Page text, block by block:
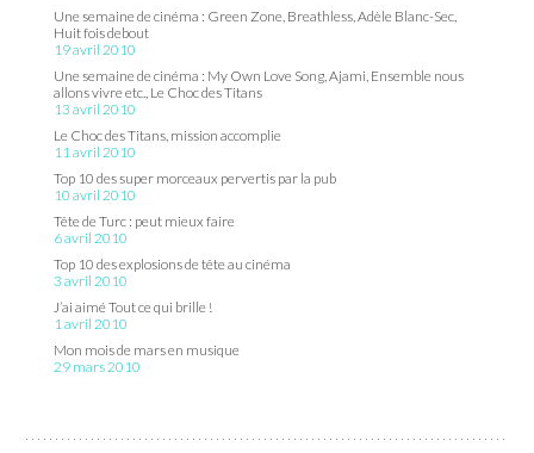
Une semaine de cinéma : Green Zone, Breathless, Adèle Blanc-Sec,
Huit fois debout
19 avril 2010
Une semaine de cinéma : My Own Love Song, Ajami, Ensemble nous
allons vivre etc., Le Choc des Titans
13 avril 2010
Le Choc des Titans, mission accomplie
11 avril 2010
Top 10 des super morceaux pervertis par la pub
10 avril 2010
Tête de Turc : peut mieux faire
6 avril 2010
Top 10 des explosions de tête au cinéma
3 avril 2010
J’ai aimé Tout ce qui brille !
1 avril 2010
Mon mois de mars en musique
29 mars 2010